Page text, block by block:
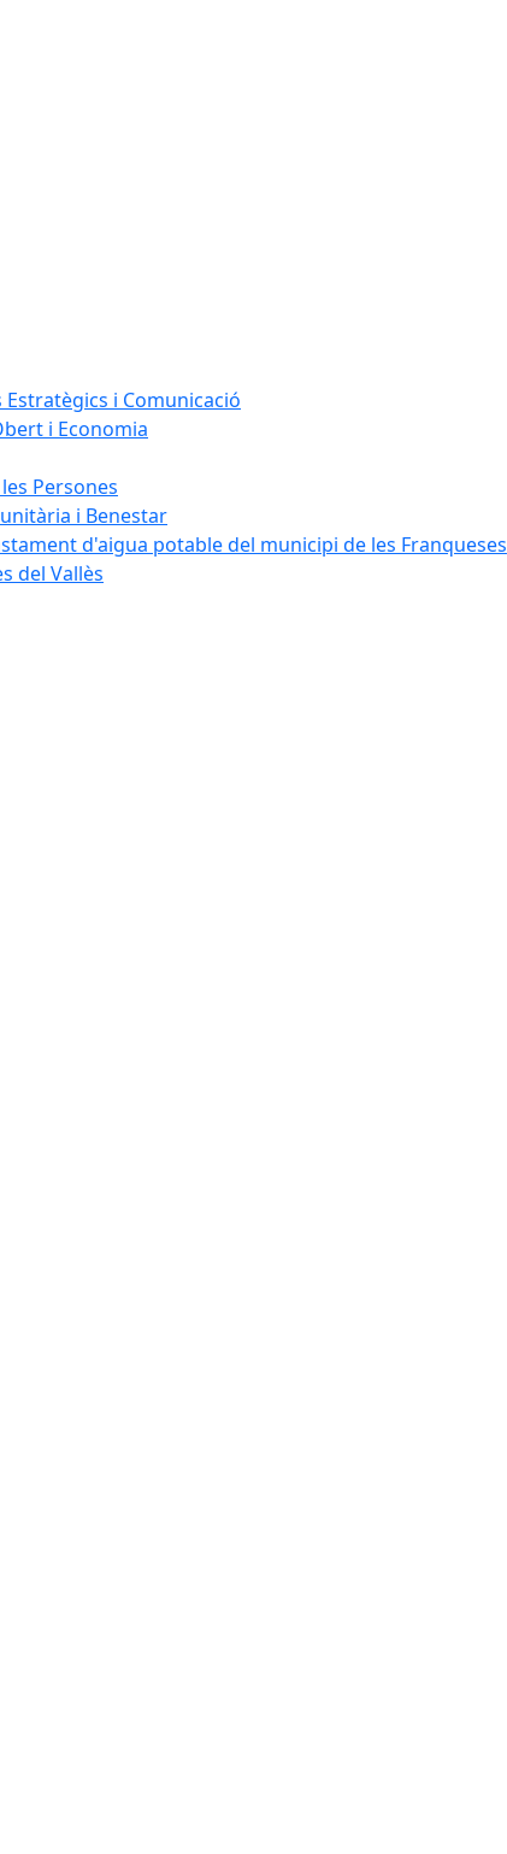
i Comunicació
i Economia
Persones
i Benestar
d'aigua potable del municipi de les Franqueses
del Vallès